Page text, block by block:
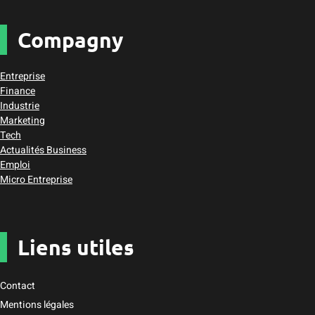
Compagny
Entreprise
Finance
Industrie
Marketing
Tech
Actualités Business
Emploi
Micro Entreprise
Liens utiles
Contact
Mentions légales